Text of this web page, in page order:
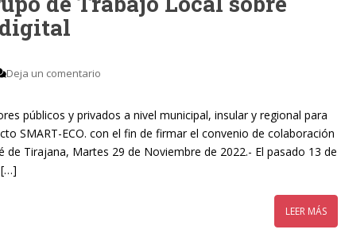
Deja un comentario
públicos y privados a nivel municipal, insular y regional para
SMART-ECO. con el fin de firmar el convenio de colaboración
Tirajana, Martes 29 de Noviembre de 2022.- El pasado 13 de
[…]
LEER MÁS